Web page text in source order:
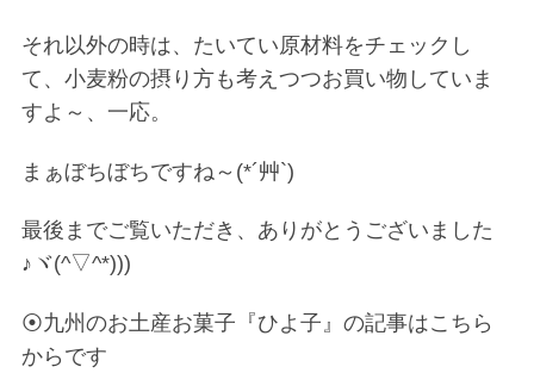
それ以外の時は、たいてい原材料をチェックし
て、小麦粉の摂り方も考えつつお買い物していま
すよ～、一応。
まぁぼちぼちですね～(*´艸`)
最後までご覧いただき、ありがとうございました
♪ヾ(^▽^*)))
⦿九州のお土産お菓子『ひよ子』の記事はこちら
からです